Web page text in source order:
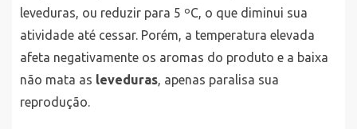
leveduras, ou reduzir para 5 ºC, o que diminui sua
atividade até cessar. Porém, a temperatura elevada
afeta negativamente os aromas do produto e a baixa
não mata as leveduras, apenas paralisa sua
reprodução.